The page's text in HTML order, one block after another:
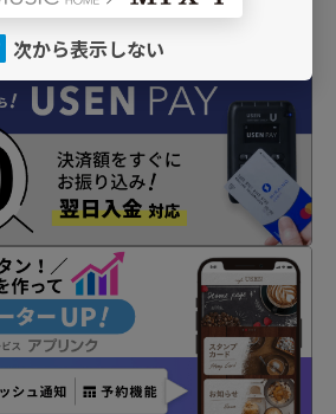
次から表示しない